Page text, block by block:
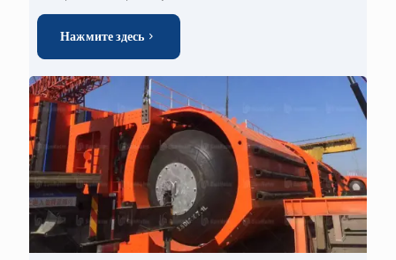
Нажмите здесь